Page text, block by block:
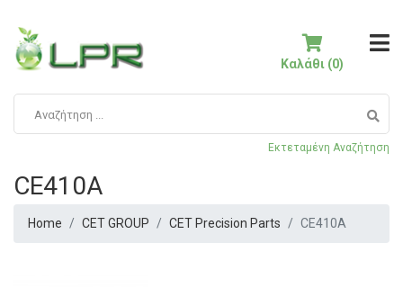
Εκτεταμένη Αναζήτηση
Καλάθι (0)
CE410A
Home CET GROUP CET Precision Parts CE410A